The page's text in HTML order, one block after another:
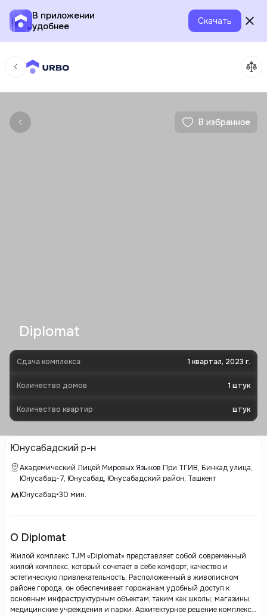
В приложении
удобнее
Скачать
В избранное
Diplomat
Сдача комплекса 1 квартал, 2023 г.
Количество домов 1 штук
Количество квартир штук
Юнусабадский р-н
Академический Лицей Мировых Языков При ТГИВ, Бинкад улица,
Юнусабад-7, Юнусабад, Юнусабадский район, Ташкент
Юнусабад•30 мин.
О Diplomat
Жилой комплекс TJM «Diplomat» представляет собой современный
жилой комплекс, который сочетает в себе комфорт, качество и
эстетическую привлекательность. Расположенный в живописном
районе города, он обеспечивает горожанам удобный доступ к
основным инфраструктурным объектам, таким как школы, магазины,
медицинские учреждения и парки. Архитектурное решение комплекса